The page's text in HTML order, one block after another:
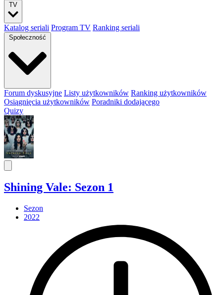
TV
Katalog seriali Program TV Ranking seriali
Społeczność
Forum dyskusyjne Listy użytkowników Ranking użytkowników
Osiągnięcia użytkowników Poradniki dodającego
Quizy
Shining Vale: Sezon 1
Sezon
2022